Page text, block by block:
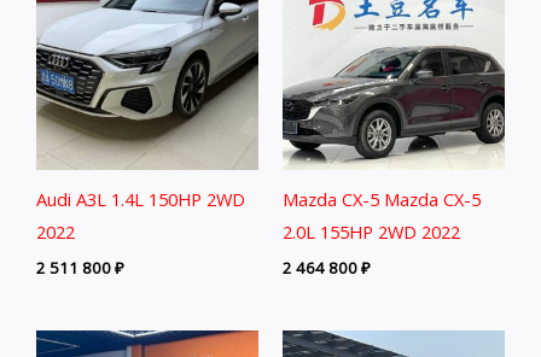
Audi A3L 1.4L 150HP 2WD
2022
2 511 800₽
Mazda CX-5 Mazda CX-5
2.0L 155HP 2WD 2022
2 464 800₽